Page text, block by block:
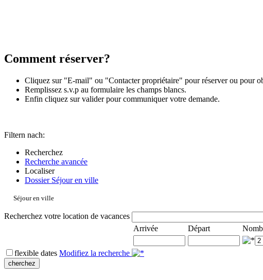
Comment réserver?
Cliquez sur "E-mail" ou "Contacter propriétaire" pour réserver ou pour
Remplissez s.v.p au formulaire les champs blancs.
Enfin cliquez sur valider pour communiquer votre demande.
Filtern nach:
Recherchez
Recherche avancée
Localiser
Dossier Séjour en ville
Séjour en ville
Recherchez votre location de vacances
Arrivée
Départ
flexible dates Modifiez la recherche